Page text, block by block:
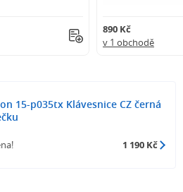
890 Kč
v 1 obchodě
15-p035tx Klávesnice CZ černá
1 190 Kč